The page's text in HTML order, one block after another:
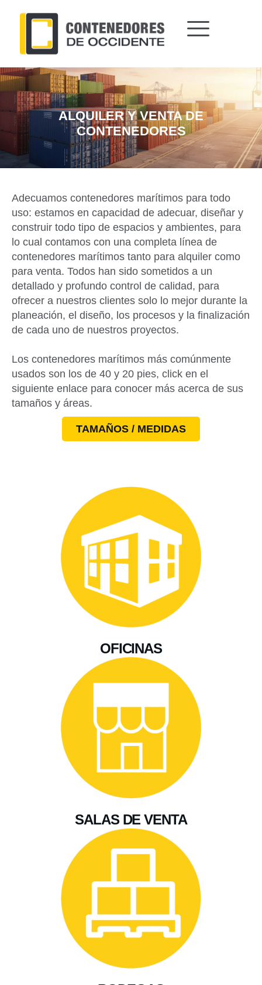
ALQUILER Y VENTA DE
CONTENEDORES
Adecuamos contenedores marítimos para todo
uso: estamos en capacidad de adecuar, diseñar y
construir todo tipo de espacios y ambientes, para
lo cual contamos con una completa línea de
contenedores marítimos tanto para alquiler como
para venta. Todos han sido sometidos a un
detallado y profundo control de calidad, para
ofrecer a nuestros clientes solo lo mejor durante la
planeación, el diseño, los procesos y la finalización
de cada uno de nuestros proyectos.
Los contenedores marítimos más comúnmente
usados son los de 40 y 20 pies, click en el
siguiente enlace para conocer más acerca de sus
tamaños y áreas.
TAMAÑOS / MEDIDAS
OFICINAS
SALAS DE VENTA